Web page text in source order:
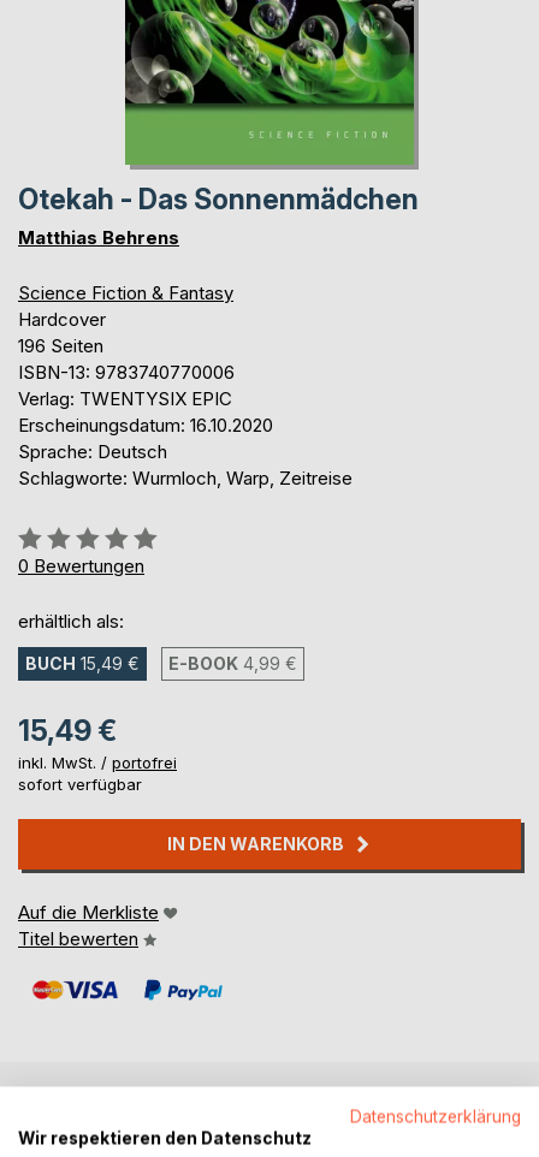
Otekah - Das Sonnenmädchen
Matthias Behrens
Science Fiction & Fantasy
Hardcover
196 Seiten
ISBN-13: 9783740770006
Verlag: TWENTYSIX EPIC
Erscheinungsdatum: 16.10.2020
Sprache: Deutsch
Schlagworte: Wurmloch, Warp, Zeitreise
Bewertung::
0%
0 Bewertungen
erhältlich als:
BUCH 15,49 € E-BOOK 4,99 €
15,49 €
inkl. MwSt. / portofrei
sofort verfügbar
IN DEN WARENKORB
Auf die Merkliste
Titel bewerten
Datenschutzerklärung
Wir respektieren den Datenschutz